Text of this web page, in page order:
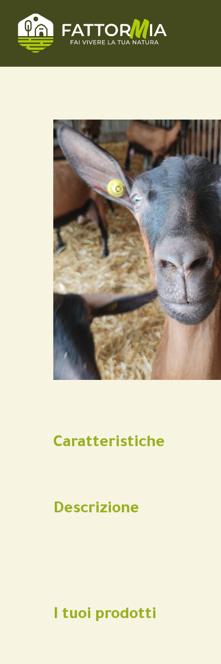
Caratteristiche
Descrizione
I tuoi prodotti